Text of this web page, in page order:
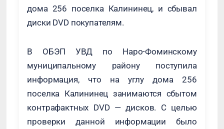
дома 256 поселка Калининец, и сбывал
диски DVD покупателям.
В ОБЭП УВД по Наро-Фоминскому
муниципальному району поступила
информация, что на углу дома 256
поселка Калининец занимаются сбытом
контрафактных DVD — дисков. С целью
проверки данной информации было